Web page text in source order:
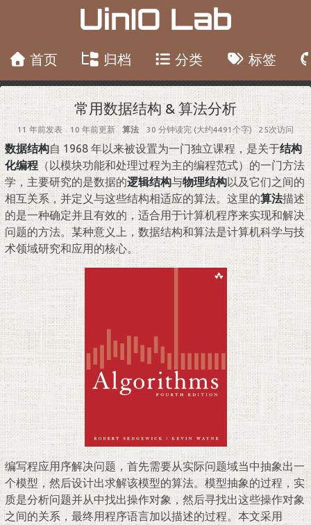
UinIO Lab
首页 归档 分类 标签
11 年前发表 10 年前更新 算法 30 分钟读完 (大约4491个字) 25次访问
常用数据结构 & 算法分析
数据结构自 1968 年以来被设置为一门独立课程，是关于结构
化编程（以模块功能和处理过程为主的编程范式）的一门方法
学，主要研究的是数据的逻辑结构与物理结构以及它们之间的
相互关系，并定义与这些结构相适应的算法。这里的算法描述
的是一种确定并且有效的，适合用于计算机程序来实现和解决
问题的方法。某种意义上，数据结构和算法是计算机科学与技
术领域研究和应用的核心。
编写程应用序解决问题，首先需要从实际问题域当中抽象出一
个模型，然后设计出求解该模型的算法。模型抽象的过程，实
质是分析问题并从中找出操作对象，然后寻找出这些操作对象
之间的关系，最终用程序语言加以描述的过程。本文采用